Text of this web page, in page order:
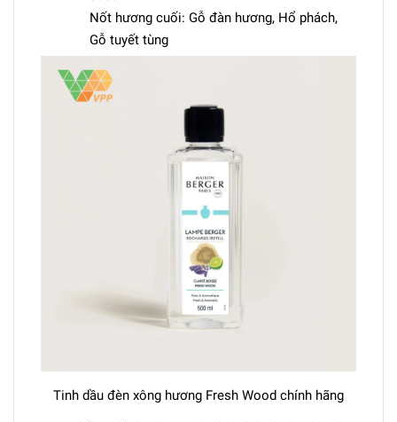
Nốt hương cuối: Gỗ đàn hương, Hổ phách,
Gỗ tuyết tùng
Tinh dầu đèn xông hương Fresh Wood chính hãng